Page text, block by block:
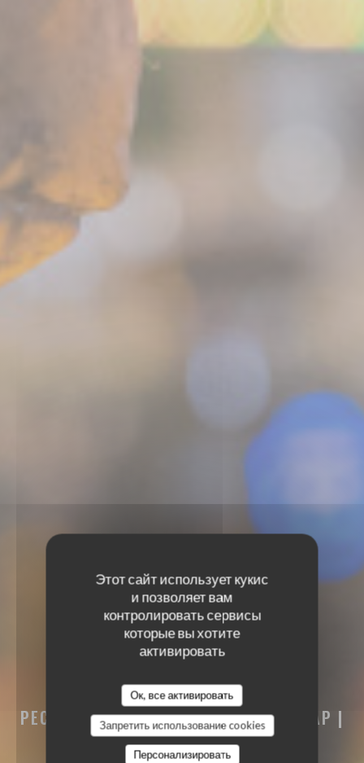
Этот сайт использует кукис
и позволяет вам
контролировать сервисы
которые вы хотите
активировать
Ок, все активировать
Запретить использование cookies
Персонализировать
PODENCO BODEGA
РЕСТОРАН - ТАПАС-БАР - ВИННЫЙ БАР |
BERTRANGE